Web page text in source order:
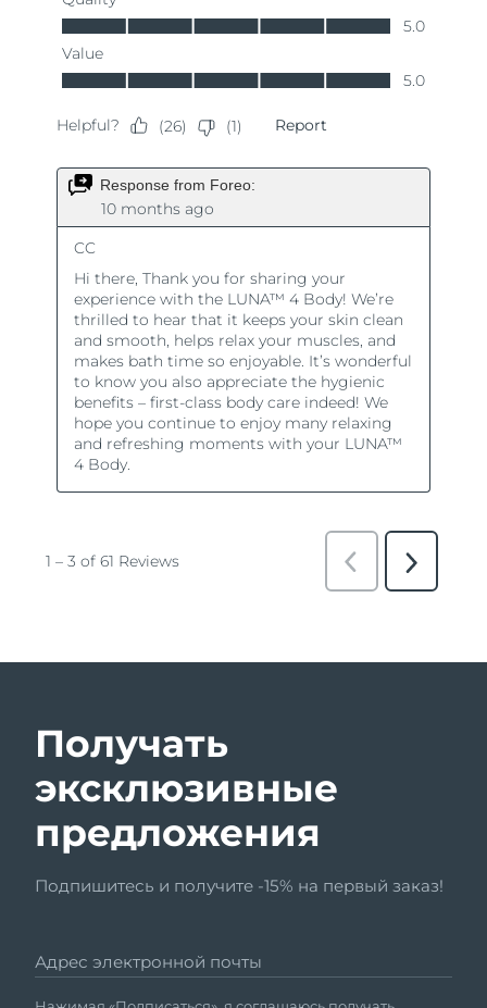
Получать
эксклюзивные
предложения
Подпишитесь и получите -15% на первый заказ!
Адрес электронной почты